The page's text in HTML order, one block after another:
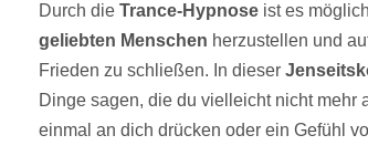
Durch die Trance-Hypnose ist es
geliebten Menschen herzustellen und
Frieden zu schließen. In dieser
Dinge sagen, die du vielleicht nicht mehr
einmal an dich drücken oder ein Gefühl